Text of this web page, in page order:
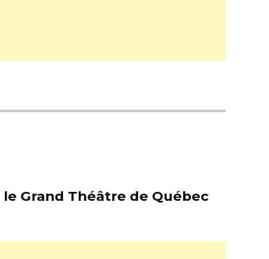
Grand Théâtre de Québec